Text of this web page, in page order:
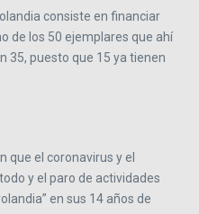
consiste en financiar
de los 50 ejemplares que ahí
35, puesto que 15 ya tienen
que el coronavirus y el
y el paro de actividades
en sus 14 años de